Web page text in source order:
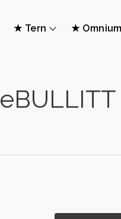
★ Tern ★ Omnium
eBULLITT